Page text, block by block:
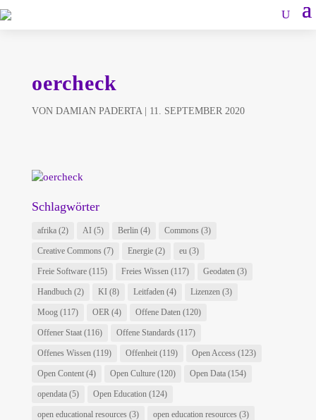
oercheck
VON DAMIAN PADERTA| 11. SEPTEMBER 2020
Schlagwörter
afrika(2) AI(5) Berlin(4) Commons(3)
Creative Commons(7) Energie(2) eu(3)
Freie Software(115) Freies Wissen(117) Geodaten(3)
Handbuch(2) KI(8) Leitfaden(4) Lizenzen(3)
Moog(117) OER(4) Offene Daten(120)
Offener Staat(116) Offene Standards(117)
Offenes Wissen(119) Offenheit(119) Open Access(123)
Open Content(4) Open Culture(120) Open Data(154)
opendata(5) Open Education(124)
open educational resources(3) open education resources(3)